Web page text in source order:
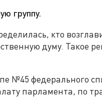
группу.
кто
думу. Такое
№45 федерального
парламента, по